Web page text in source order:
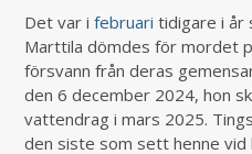
Det var ifebruari tidigare i år
Marttila dömdes för mordet
försvann från deras
den 6 december 2024, hon
vattendrag i mars 2025.
den siste som sett henne